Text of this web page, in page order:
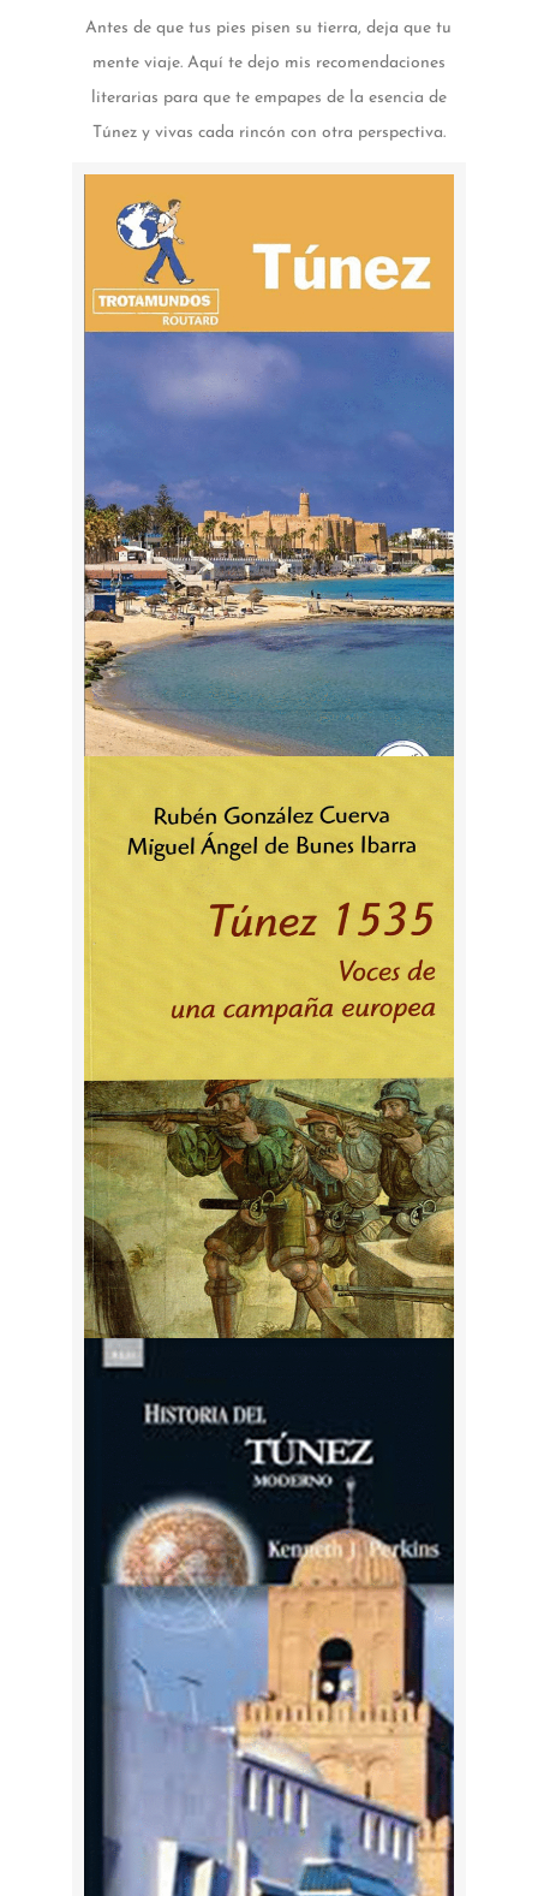
Antes de que tus pies pisen su tierra, deja que tu
mente viaje. Aquí te dejo mis recomendaciones
literarias para que te empapes de la esencia de
Túnez y vivas cada rincón con otra perspectiva.